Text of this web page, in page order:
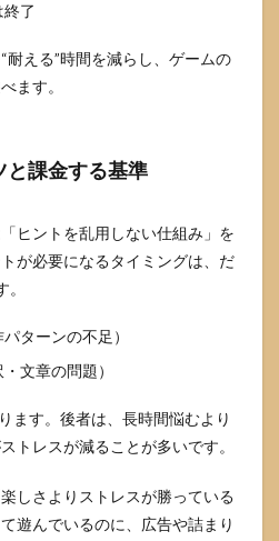
了
耐える”時間を減らし、ゲームの
ます。
と課金する基準
ヒントを乱用しない仕組み」を
が必要になるタイミングは、だ
ターンの不足）
文章の問題）
ます。後者は、長時間悩むより
トレスが減ることが多いです。
しさよりストレスが勝っている
遊んでいるのに、広告や詰まり